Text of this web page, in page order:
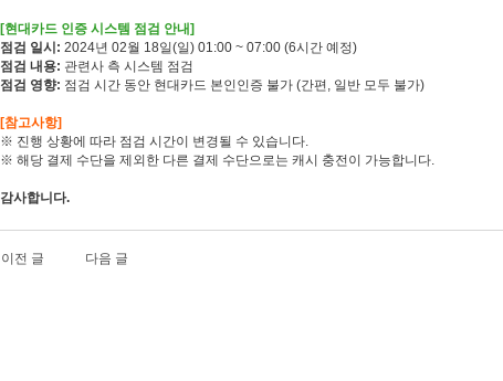
[현대카드 인증 시스템 점검 안내]
점검 일시: 2024년 02월 18일(일) 01:00 ~ 07:00 (6시간 예정)
점검 내용: 관련사 측 시스템 점검
점검 영향: 점검 시간 동안 현대카드 본인인증 불가 (간편, 일반 모두 불가)
[참고사항]
※ 진행 상황에 따라 점검 시간이 변경될 수 있습니다.
※ 해당 결제 수단을 제외한 다른 결제 수단으로는 캐시 충전이 가능합니다.
감사합니다.
이전 글 다음 글